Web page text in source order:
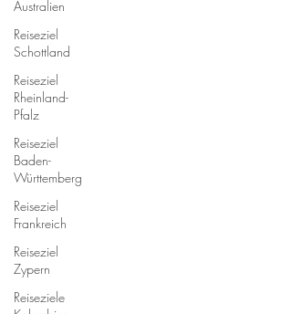
Australien
Reiseziel
Schottland
Reiseziel
Rheinland-
Pfalz
Reiseziel
Baden-
Württemberg
Reiseziel
Frankreich
Reiseziel
Zypern
Reiseziele